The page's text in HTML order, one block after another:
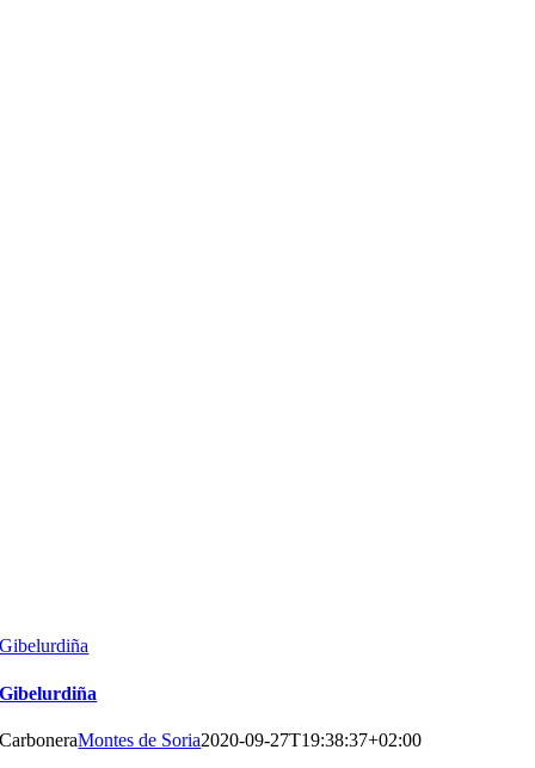
Gibelurdiña
Gibelurdiña
CarboneraMontes de Soria2020-09-27T19:38:37+02:00